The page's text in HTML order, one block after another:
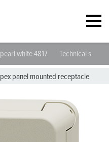
white 4817 Technical
panel mounted receptacle